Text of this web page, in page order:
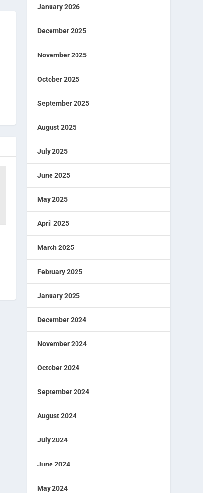
January 2026
December 2025
November 2025
October 2025
September 2025
August 2025
July 2025
June 2025
May 2025
April 2025
March 2025
February 2025
January 2025
December 2024
November 2024
October 2024
September 2024
August 2024
July 2024
June 2024
May 2024